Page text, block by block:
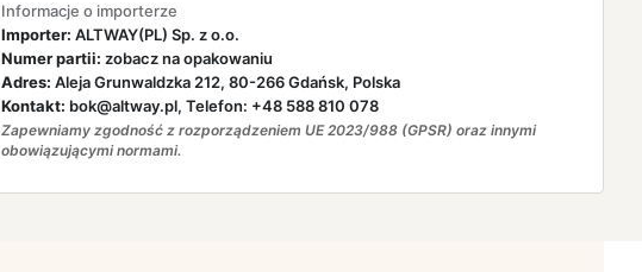
Informacje o importerze
Importer: ALTWAY(PL) Sp. z o.o.
Numer partii: zobacz na opakowaniu
Adres: Aleja Grunwaldzka 212, 80-266 Gdańsk, Polska
Kontakt: bok@altway.pl, Telefon: +48 588 810 078
Zapewniamy zgodność z rozporządzeniem UE 2023/988 (GPSR) oraz innymi
obowiązującymi normami.